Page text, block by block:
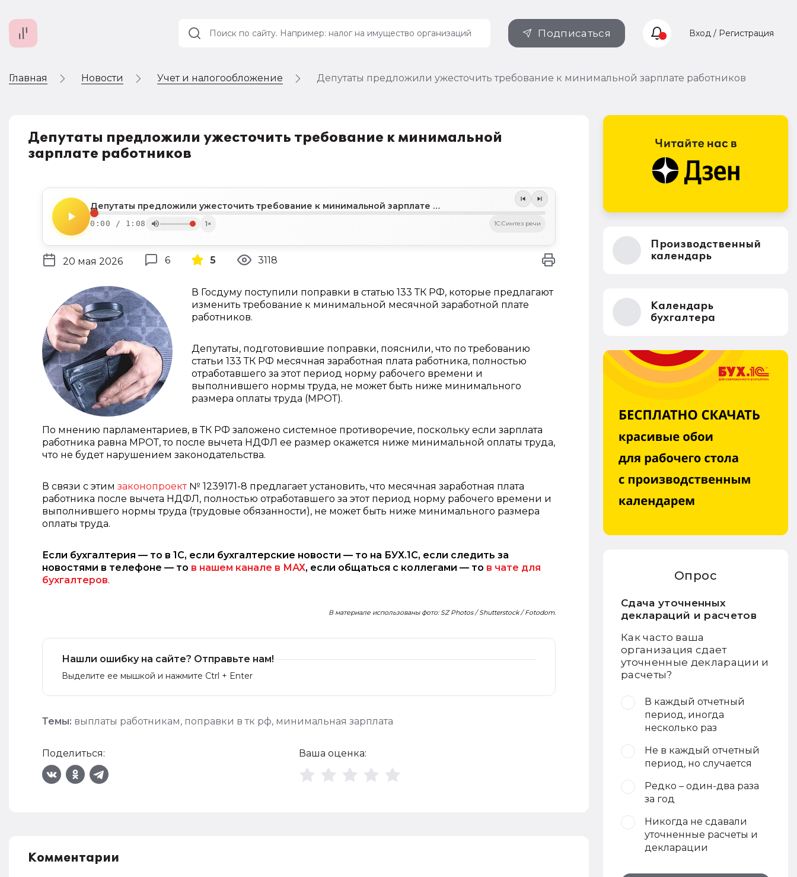
Подписаться Вход / Регистрация
Главная Новости Учет и налогообложение Депутаты предложили ужесточить требование к минимальной зарплате работников
Депутаты предложили ужесточить требование к минимальной
зарплате работников
Депутаты предложили ужесточить требование к минимальной зарплате работников
0:00 / 1:08 1× 1C:Синтез речи
20 мая 2026 6 5 3118
В Госдуму поступили поправки в статью 133 ТК РФ, которые предлагают
изменить требование к минимальной месячной заработной плате
работников.
Депутаты, подготовившие поправки, пояснили, что по требованию
статьи 133 ТК РФ месячная заработная плата работника, полностью
отработавшего за этот период норму рабочего времени и
выполнившего нормы труда, не может быть ниже минимального
размера оплаты труда (МРОТ).
По мнению парламентариев, в ТК РФ заложено системное противоречие, поскольку если зарплата
работника равна МРОТ, то после вычета НДФЛ ее размер окажется ниже минимальной оплаты труда,
что не будет нарушением законодательства.
В связи с этим законопроект№ 1239171-8 предлагает установить, что месячная заработная плата
работника после вычета НДФЛ, полностью отработавшего за этот период норму рабочего времени и
выполнившего нормы труда (трудовые обязанности), не может быть ниже минимального размера
оплаты труда.
Если бухгалтерия — то в 1С, если бухгалтерские новости — то на БУХ.1С, если следить за
новостями в телефоне — то в нашем канале в МАХ, если общаться с коллегами — то в чате для
бухгалтеров.
В материале использованы фото: SZ Photos / Shutterstock / Fotodom.
Нашли ошибку на сайте? Отправьте нам!
Выделите ее мышкой и нажмите Ctrl + Enter
Темы: выплаты работникам, поправки в тк рф, минимальная зарплата
Поделиться: Ваша оценка:
Комментарии
Производственный
календарь
Календарь
бухгалтера
Опрос
Сдача уточненных
деклараций и расчетов
Как часто ваша
организация сдает
уточненные декларации и
расчеты?
В каждый отчетный
период, иногда
несколько раз
Не в каждый отчетный
период, но случается
Редко – один-два раза
за год
Никогда не сдавали
уточненные расчеты и
декларации
Учет и